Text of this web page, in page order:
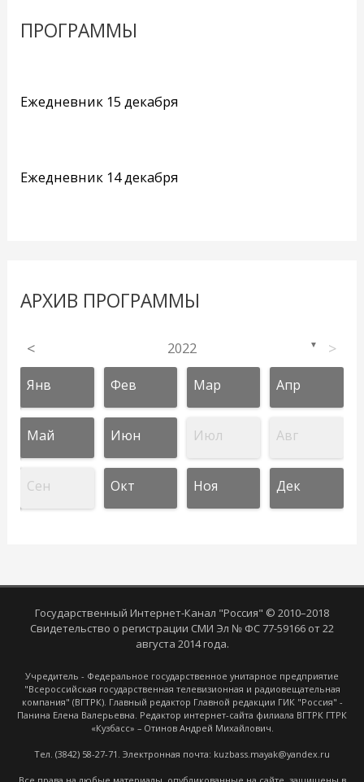
ПРОГРАММЫ
Ежедневник 15 декабря
Ежедневник 14 декабря
АРХИВ ПРОГРАММЫ
< 2022 ▼ >
Янв Фев Мар Апр
Май Июн Июл Авг
Сен Окт Ноя Дек
Государственный Интернет-Канал "Россия" © 2010–2018
Свидетельство о регистрации СМИ Эл № ФС 77-59166 от 22
августа 2014 года.
Учредитель - Федеральное государственное унитарное предприятие
"Всероссийская государственная телевизионная и радиовещательная
компания" (ВГТРК). Главный редактор Главной редакции ГИК "Россия" -
Панина Елена Валерьевна. Редактор интернет-сайта филиала ВГТРК ГТРК
«Кузбасс» – Отинов Андрей Михайлович.
Тел. (3842) 58-27-71. Электронная почта: kuzbass.mayak@yandex.ru